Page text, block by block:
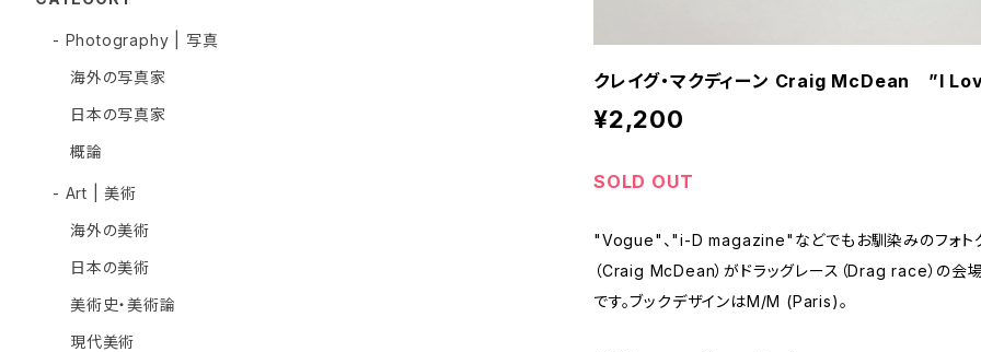
クレイグ・マクディーン Craig McDean ”I
¥2,200
SOLD OUT
"Vogue"、"i-D magazine"などでもお馴染みのフォトグ
（Craig McDean）がドラッグレース（Drag race）の
です。ブックデザインはM/M (Paris)。
- Photography | 写真
海外の写真家
日本の写真家
概論
- Art | 美術
海外の美術
日本の美術
美術史・美術論
現代美術